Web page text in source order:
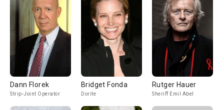
Dann Florek
Strip-Joint Operator
Bridget Fonda
Dorite
Rutger Hauer
Sheriff Emil Abel